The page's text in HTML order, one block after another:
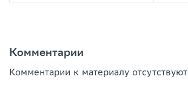
Комментарии
Комментарии к материалу отсутствуют